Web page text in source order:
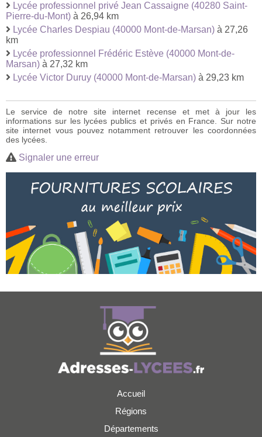
Lycée professionnel privé Jean Cassaigne (40280 Saint-
Pierre-du-Mont) à 26,94 km
Lycée Charles Despiau (40000 Mont-de-Marsan) à 27,26
km
Lycée professionnel Frédéric Estève (40000 Mont-de-
Marsan) à 27,32 km
Lycée Victor Duruy (40000 Mont-de-Marsan) à 29,23 km
Le service de notre site internet recense et met à jour les
informations sur les lycées publics et privés en France. Sur notre
site internet vous pouvez notamment retrouver les coordonnées
des lycées.
Signaler une erreur
Accueil
Régions
Départements